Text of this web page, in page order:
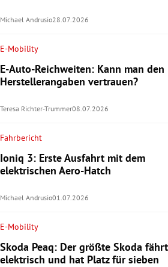
Michael Andrusio28.07.2026
E-Mobility
E-Auto-Reichweiten: Kann man den
Herstellerangaben vertrauen?
Teresa Richter-Trummer08.07.2026
Fahrbericht
Ioniq 3: Erste Ausfahrt mit dem
elektrischen Aero-Hatch
Michael Andrusio01.07.2026
E-Mobility
Skoda Peaq: Der größte Skoda fährt
elektrisch und hat Platz für sieben